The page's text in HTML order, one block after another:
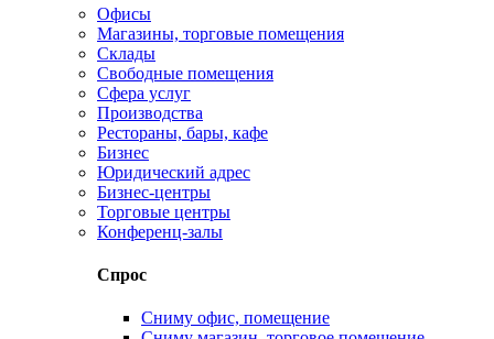
Офисы
Магазины, торговые помещения
Склады
Свободные помещения
Сфера услуг
Производства
Рестораны, бары, кафе
Бизнес
Юридический адрес
Бизнес-центры
Торговые центры
Конференц-залы
Спрос
Сниму офис, помещение